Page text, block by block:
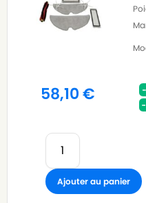
58,10€
Ajouter au panier